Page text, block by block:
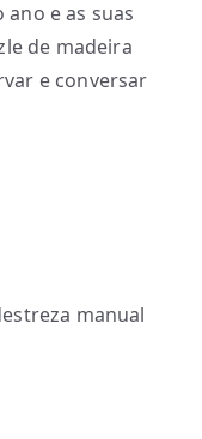
e as suas
de madeira
e conversar
manual